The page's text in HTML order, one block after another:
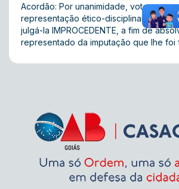
Acordão: Por unanimidade, votos em
representação ético-disciplinar
julgá-la IMPROCEDENTE, a fim de
representado da imputação que lhe foi